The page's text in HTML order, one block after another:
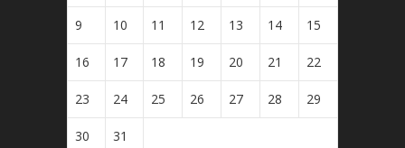
9 10 11 12 13 14 15
16 17 18 19 20 21 22
23 24 25 26 27 28 29
30 31